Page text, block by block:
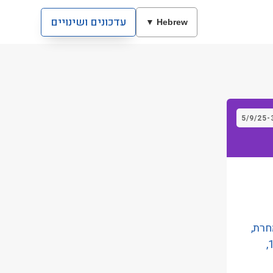
Hebrew ▼ עדכונים ושינויים
-
5/9/25
05:00 בבוקר למחרת,
תתבצענה עבודות בקטע הנ"ל, ויחולו שינויים במסלולי הקווים, 418, 172,